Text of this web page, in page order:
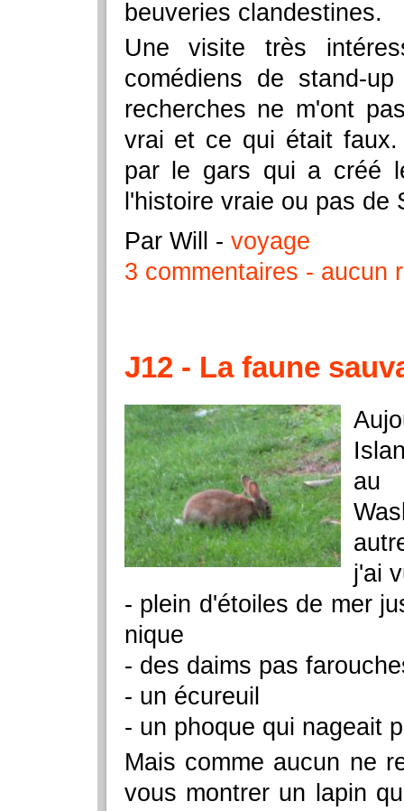
beuveries clandestines.
Une visite très
comédiens de stand-
recherches ne m'ont
vrai et ce qui était
par le gars qui a créé
l'histoire vraie ou pas de
Par Will - voyage
3 commentaires
aucun
J12 - La faune
au
j'ai
- plein d'étoiles de mer
nique
- des daims pas
- un écureuil
- un phoque qui nageait
Mais comme aucun ne
vous montrer un lapin